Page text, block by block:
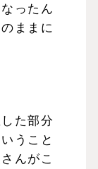
ったん
ままに
た部分
うこと
んがこ